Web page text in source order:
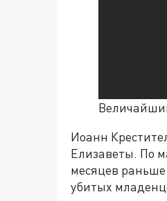
Иоанн
Елизаветы. По
месяцев
убитых